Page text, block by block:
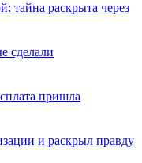
тайна раскрыта через
сделали
пришла
и раскрыл правду